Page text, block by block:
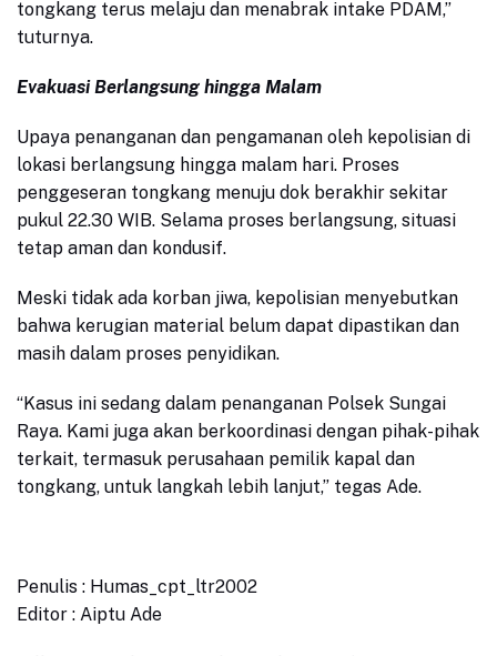
tongkang terus melaju dan menabrak intake PDAM,”
tuturnya.
Evakuasi Berlangsung hingga Malam
Upaya penanganan dan pengamanan oleh kepolisian di
lokasi berlangsung hingga malam hari. Proses
penggeseran tongkang menuju dok berakhir sekitar
pukul 22.30 WIB. Selama proses berlangsung, situasi
tetap aman dan kondusif.
Meski tidak ada korban jiwa, kepolisian menyebutkan
bahwa kerugian material belum dapat dipastikan dan
masih dalam proses penyidikan.
“Kasus ini sedang dalam penanganan Polsek Sungai
Raya. Kami juga akan berkoordinasi dengan pihak-pihak
terkait, termasuk perusahaan pemilik kapal dan
tongkang, untuk langkah lebih lanjut,” tegas Ade.
Penulis : Humas_cpt_ltr2002
Editor : Aiptu Ade